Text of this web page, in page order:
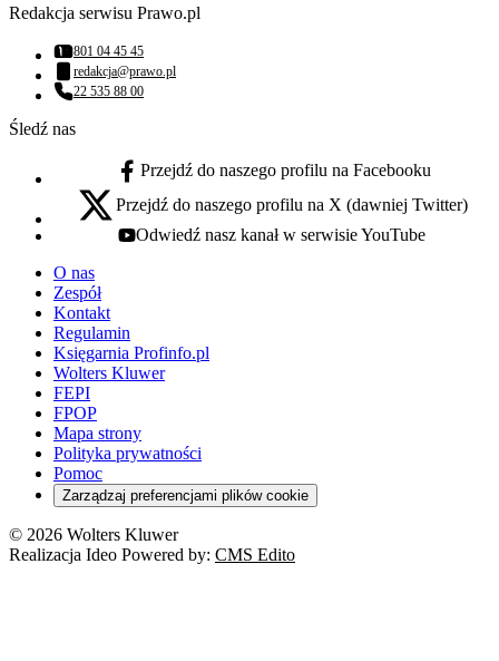
Redakcja serwisu Prawo.pl
Numer telefonu:
801 04 45 45
Adres email:
redakcja@prawo.pl
Numer telefonu:
22 535 88 00
Śledź nas
facebook - otwiera się w nowej karcie
Przejdź do naszego profilu na Facebooku
x - otwiera się w nowej karcie
Przejdź do naszego profilu na X (dawniej Twitter)
youtube - otwiera się w nowej karcie
Odwiedź nasz kanał w serwisie YouTube
O nas
Zespół
Kontakt
Regulamin
Księgarnia Profinfo.pl
Wolters Kluwer
FEPI
FPOP
Mapa strony
Polityka prywatności
Pomoc
Zarządzaj preferencjami plików cookie
© 2026 Wolters Kluwer
Realizacja Ideo Powered by: CMS Edito